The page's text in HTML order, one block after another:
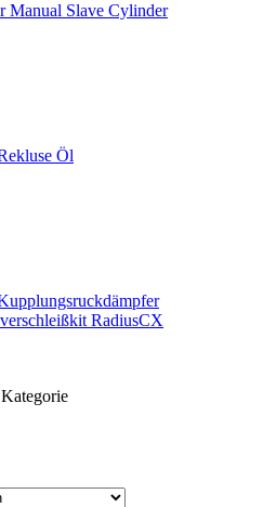
Manual Slave Cylinder
Öl
RadiusCX